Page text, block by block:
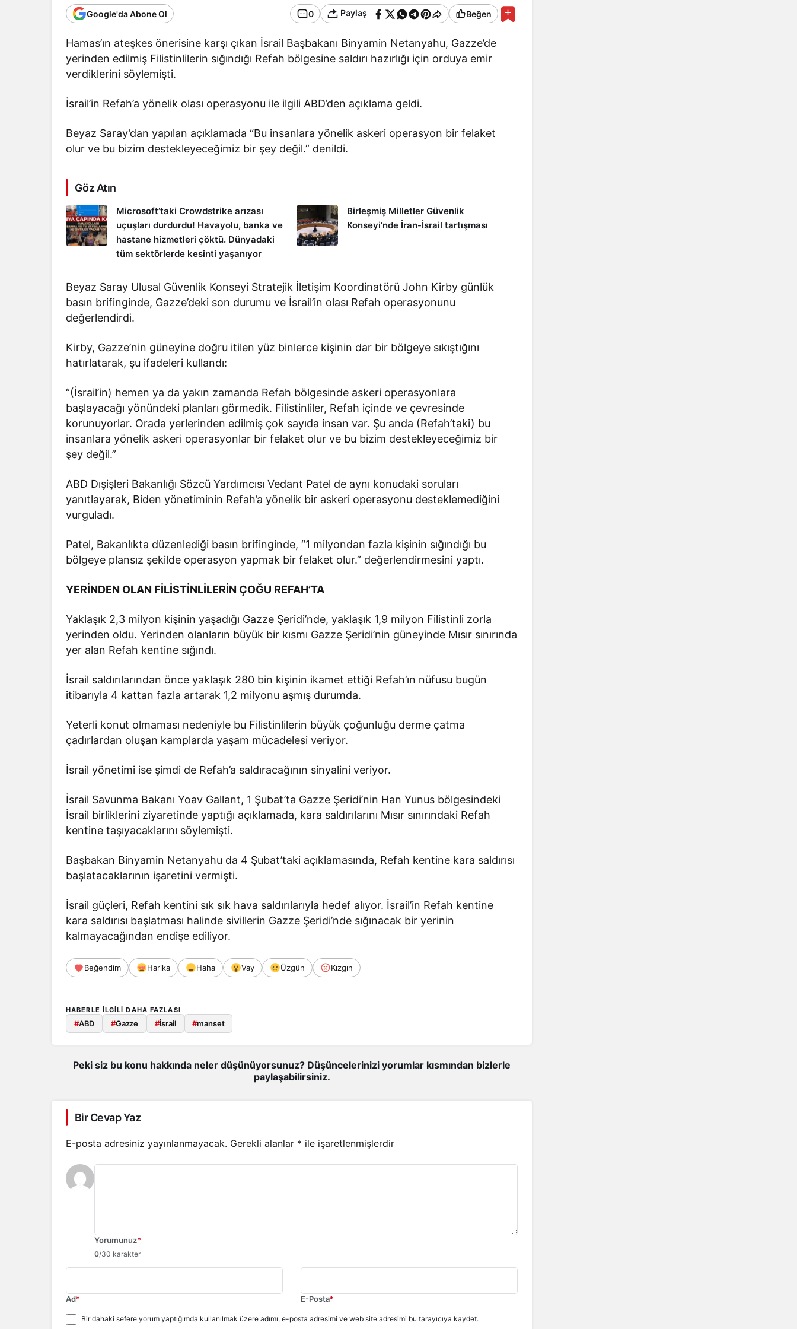
Google'da Abone Ol 0 Paylaş Beğen
Hamas’ın ateşkes önerisine karşı çıkan İsrail Başbakanı Binyamin Netanyahu, Gazze’de
yerinden edilmiş Filistinlilerin sığındığı Refah bölgesine saldırı hazırlığı için orduya emir
verdiklerini söylemişti.
İsrail’in Refah’a yönelik olası operasyonu ile ilgili ABD’den açıklama geldi.
Beyaz Saray’dan yapılan açıklamada “Bu insanlara yönelik askeri operasyon bir felaket
olur ve bu bizim destekleyeceğimiz bir şey değil.” denildi.
Göz Atın
Microsoft’taki Crowdstrike arızası
uçuşları durdurdu! Havayolu, banka ve
hastane hizmetleri çöktü. Dünyadaki
tüm sektörlerde kesinti yaşanıyor
Birleşmiş Milletler Güvenlik
Konseyi’nde İran-İsrail tartışması
Beyaz Saray Ulusal Güvenlik Konseyi Stratejik İletişim Koordinatörü John Kirby günlük
basın brifinginde, Gazze’deki son durumu ve İsrail’in olası Refah operasyonunu
değerlendirdi.
Kirby, Gazze’nin güneyine doğru itilen yüz binlerce kişinin dar bir bölgeye sıkıştığını
hatırlatarak, şu ifadeleri kullandı:
“(İsrail’in) hemen ya da yakın zamanda Refah bölgesinde askeri operasyonlara
başlayacağı yönündeki planları görmedik. Filistinliler, Refah içinde ve çevresinde
korunuyorlar. Orada yerlerinden edilmiş çok sayıda insan var. Şu anda (Refah’taki) bu
insanlara yönelik askeri operasyonlar bir felaket olur ve bu bizim destekleyeceğimiz bir
şey değil.”
ABD Dışişleri Bakanlığı Sözcü Yardımcısı Vedant Patel de aynı konudaki soruları
yanıtlayarak, Biden yönetiminin Refah’a yönelik bir askeri operasyonu desteklemediğini
vurguladı.
Patel, Bakanlıkta düzenlediği basın brifinginde, “1 milyondan fazla kişinin sığındığı bu
bölgeye plansız şekilde operasyon yapmak bir felaket olur.” değerlendirmesini yaptı.
YERİNDEN OLAN FİLİSTİNLİLERİN ÇOĞU REFAH’TA
Yaklaşık 2,3 milyon kişinin yaşadığı Gazze Şeridi’nde, yaklaşık 1,9 milyon Filistinli zorla
yerinden oldu. Yerinden olanların büyük bir kısmı Gazze Şeridi’nin güneyinde Mısır sınırında
yer alan Refah kentine sığındı.
İsrail saldırılarından önce yaklaşık 280 bin kişinin ikamet ettiği Refah’ın nüfusu bugün
itibarıyla 4 kattan fazla artarak 1,2 milyonu aşmış durumda.
Yeterli konut olmaması nedeniyle bu Filistinlilerin büyük çoğunluğu derme çatma
çadırlardan oluşan kamplarda yaşam mücadelesi veriyor.
İsrail yönetimi ise şimdi de Refah’a saldıracağının sinyalini veriyor.
İsrail Savunma Bakanı Yoav Gallant, 1 Şubat’ta Gazze Şeridi’nin Han Yunus bölgesindeki
İsrail birliklerini ziyaretinde yaptığı açıklamada, kara saldırılarını Mısır sınırındaki Refah
kentine taşıyacaklarını söylemişti.
Başbakan Binyamin Netanyahu da 4 Şubat’taki açıklamasında, Refah kentine kara saldırısı
başlatacaklarının işaretini vermişti.
İsrail güçleri, Refah kentini sık sık hava saldırılarıyla hedef alıyor. İsrail’in Refah kentine
kara saldırısı başlatması halinde sivillerin Gazze Şeridi’nde sığınacak bir yerinin
kalmayacağından endişe ediliyor.
Beğendim Harika Haha Vay Üzgün Kızgın
HABERLE ILGILI DAHA FAZLASI
#ABD #Gazze #İsrail #manset
Peki siz bu konu hakkında neler düşünüyorsunuz? Düşüncelerinizi yorumlar kısmından bizlerle
paylaşabilirsiniz.
Bir Cevap Yaz
E-posta adresiniz yayınlanmayacak. Gerekli alanlar * ile işaretlenmişlerdir
Yorumunuz*
0/30 karakter
Ad* E-Posta*
Bir dahaki sefere yorum yaptığımda kullanılmak üzere adımı, e-posta adresimi ve web site adresimi bu tarayıcıya kaydet.